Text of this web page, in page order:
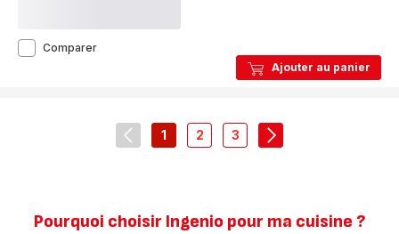
Ajouter au panier
ComparerIngenio
22/26
navigation.pagination.actions.prev
1-
2
-
3
-
Pourquoi choisir Ingenio pour ma cuisine ?